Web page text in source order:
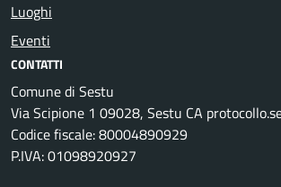
Luoghi
Eventi
CONTATTI
Comune di Sestu
Via Scipione 1 09028, Sestu CA
Codice fiscale: 80004890929
P.IVA: 01098920927